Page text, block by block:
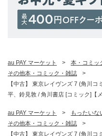
au PAY マーケット > 本・コミッ
その他本・コミック・雑誌
>
【中古】 東京レイヴンズ 7 (角川
平、鈴見敦 / 角川書店 [コミック]【
au PAY マーケット > もったいな
その他本・コミック・雑誌
>
【中古】 東京レイヴンズ 7 (角川